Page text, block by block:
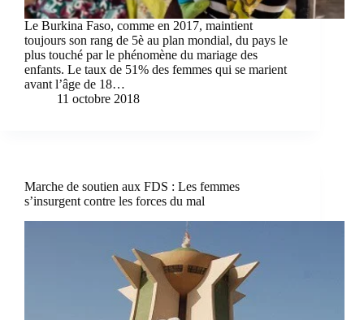
Le Burkina Faso, comme en 2017, maintient
toujours son rang de 5è au plan mondial, du pays le
plus touché par le phénomène du mariage des
enfants. Le taux de 51% des femmes qui se marient
avant l’âge de 18…
11 octobre 2018
Marche de soutien aux FDS : Les femmes
s’insurgent contre les forces du mal